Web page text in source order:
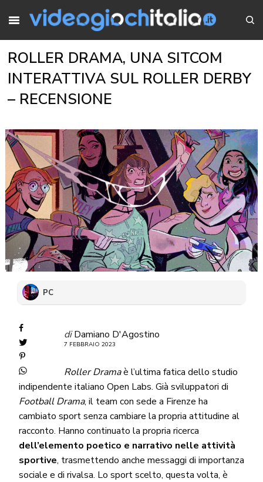
ROLLER DRAMA, UNA SITCOM
INTERATTIVA SUL ROLLER DERBY
– RECENSIONE
PC
di Damiano D'Agostino
7 FEBBRAIO 2023
Roller Dramaè l’ultima fatica dello studio
indipendente italiano Open Labs. Già sviluppatori di
Football Drama, il team con sede a Firenze ha
cambiato sport senza cambiare la propria attitudine al
racconto. Hanno continuato la propria ricerca
dell’elemento poetico e narrativo nelle attività
sportive, trasmettendo anche messaggi di importanza
sociale e di rivalsa. Lo sport scelto, questa volta, è